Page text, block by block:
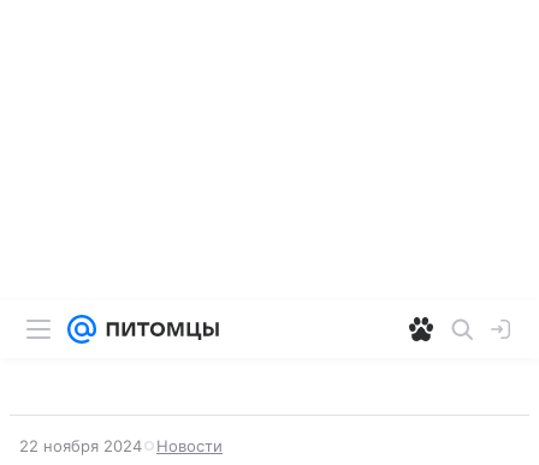
22 ноября 2024 Новости